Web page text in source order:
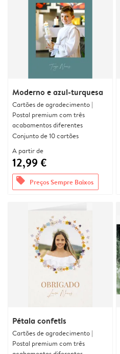
Moderno e azul-turquesa
Cartões de agradecimento |
Postal premium com três
acabamentos diferentes
Conjunto de 10 cartões
A partir de
12,99 €
offers Preços Sempre Baixos
Pétala confetis
Cartões de agradecimento |
Postal premium com três